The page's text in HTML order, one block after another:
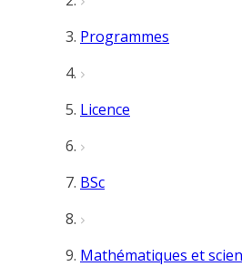
Programmes
Licence
BSc
Mathématiques et